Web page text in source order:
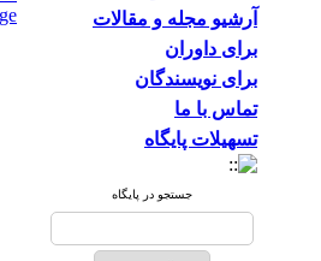
آرشیو مجله و مقالات
برای داوران
برای نویسندگان
تماس با ما
تسهیلات پایگاه
جستجو در پایگاه